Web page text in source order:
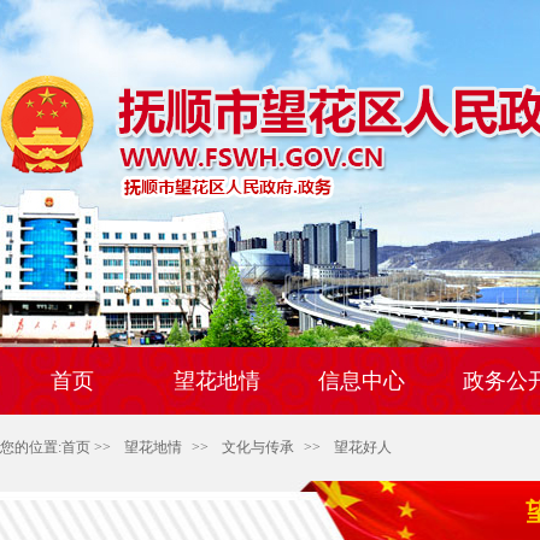
首页 望花地情 信息中心 政务公
您的位置:首页 >> 望花地情 >> 文化与传承 >> 望花好人